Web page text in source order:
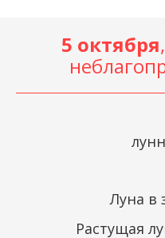
5 октября
Луна в
Растущая